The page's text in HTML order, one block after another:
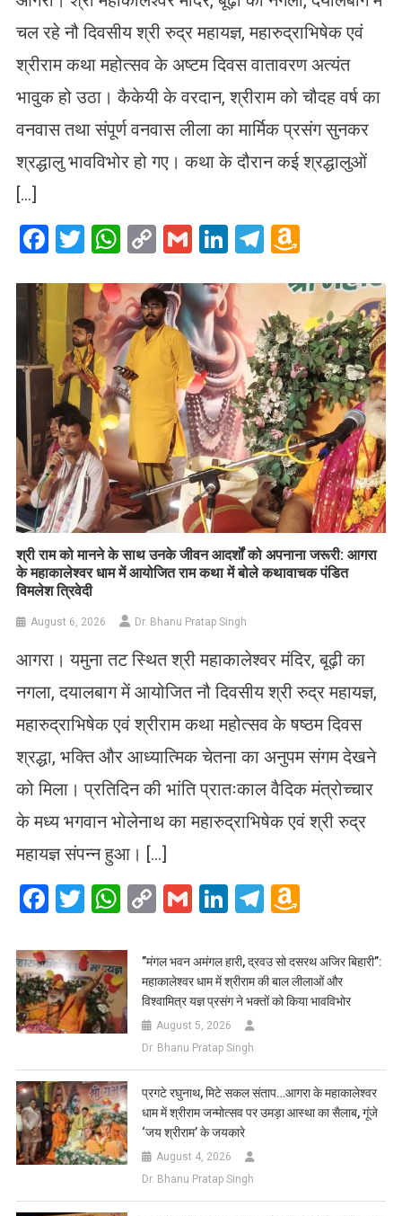
चल रहे नौ दिवसीय श्री रुद्र महायज्ञ, महारुद्राभिषेक एवं
श्रीराम कथा महोत्सव के अष्टम दिवस वातावरण अत्यंत
भावुक हो उठा। कैकेयी के वरदान, श्रीराम को चौदह वर्ष का
वनवास तथा संपूर्ण वनवास लीला का मार्मिक प्रसंग सुनकर
श्रद्धालु भावविभोर हो गए। कथा के दौरान कई श्रद्धालुओं
[…]
Facebook
Twitter
WhatsApp
CopyGmailLinkedIn
Telegram
List
​श्री राम को मानने के साथ उनके जीवन आदर्शों को अपनाना जरूरी: आगरा
के महाकालेश्वर धाम में आयोजित राम कथा में बोले कथावाचक पंडित
विमलेश त्रिवेदी
August 6, 2026 Dr. Bhanu Pratap Singh
आगरा। यमुना तट स्थित श्री महाकालेश्वर मंदिर, बूढ़ी का
नगला, दयालबाग में आयोजित नौ दिवसीय श्री रुद्र महायज्ञ,
महारुद्राभिषेक एवं श्रीराम कथा महोत्सव के षष्ठम दिवस
श्रद्धा, भक्ति और आध्यात्मिक चेतना का अनुपम संगम देखने
को मिला। प्रतिदिन की भांति प्रातःकाल वैदिक मंत्रोच्चार
के मध्य भगवान भोलेनाथ का महारुद्राभिषेक एवं श्री रुद्र
महायज्ञ संपन्न हुआ। […]
Facebook
Twitter
WhatsApp
CopyGmailLinkedIn
Telegram
List
​”मंगल भवन अमंगल हारी, द्रवउ सो दसरथ अजिर बिहारी”:
महाकालेश्वर धाम में श्रीराम की बाल लीलाओं और
विश्वामित्र यज्ञ प्रसंग ने भक्तों को किया भावविभोर
August 5, 2026
Dr. Bhanu Pratap Singh
प्रगटे रघुनाथ, मिटे सकल संताप…आगरा के महाकालेश्वर
धाम में श्रीराम जन्मोत्सव पर उमड़ा आस्था का सैलाब, गूंजे
‘जय श्रीराम’ के जयकारे
August 4, 2026
Dr. Bhanu Pratap Singh